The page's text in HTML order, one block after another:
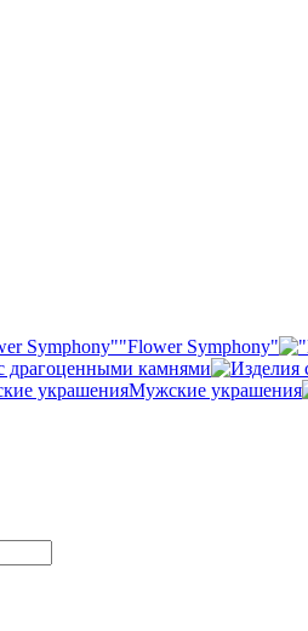
"Flower Symphony"
драгоценными камнями
Мужские украшения